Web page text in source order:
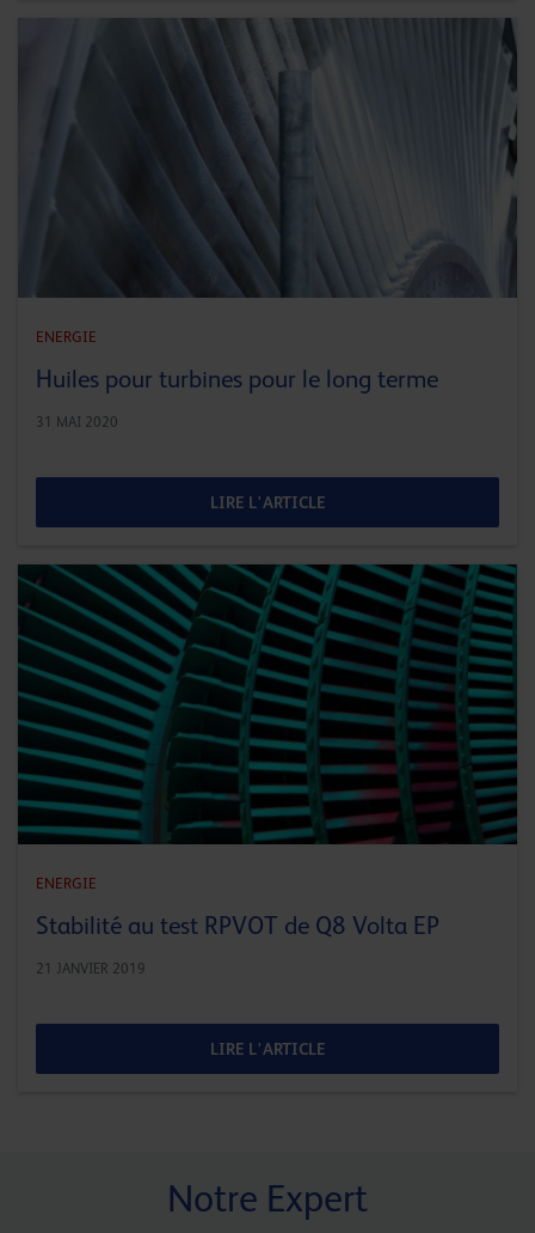
ENERGIE
Huiles pour turbines pour le long terme
31 MAI 2020
LIRE L'ARTICLE
ENERGIE
Stabilité au test RPVOT de Q8 Volta EP
21 JANVIER 2019
LIRE L'ARTICLE
Notre Expert